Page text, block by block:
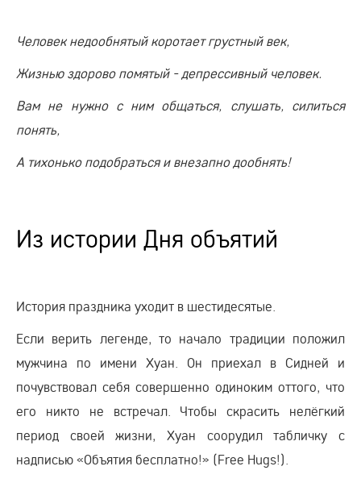
Человек недообнятый коротает грустный век,
Жизнью здорово помятый - депрессивный человек.
Вам не нужно с ним общаться, слушать, силиться
понять,
А тихонько подобраться и внезапно дообнять!
Из истории Дня объятий
История праздника уходит в шестидесятые.
Если верить легенде, то начало традиции положил
мужчина по имени Хуан. Он приехал в Сидней и
почувствовал себя совершенно одиноким оттого, что
его никто не встречал. Чтобы скрасить нелёгкий
период своей жизни, Хуан соорудил табличку с
надписью «Объятия бесплатно!» (Free Hugs!).